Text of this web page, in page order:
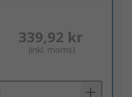
339,92 kr
(inkl. moms)